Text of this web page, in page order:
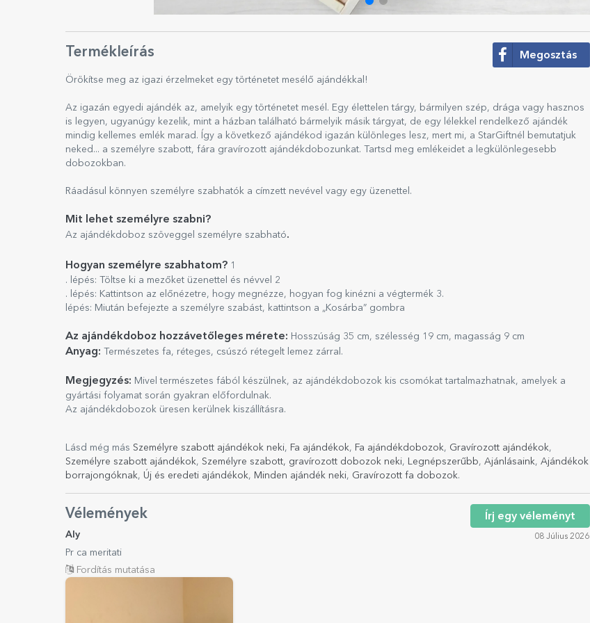
Termékleírás Megosztás
Örökítse meg az igazi érzelmeket egy történetet mesélő ajándékkal!
Az igazán egyedi ajándék az, amelyik egy történetet mesél. Egy élettelen tárgy, bármilyen szép, drága vagy hasznos
is legyen, ugyanúgy kezelik, mint a házban található bármelyik másik tárgyat, de egy lélekkel rendelkező ajándék
mindig kellemes emlék marad. Így a következő ajándékod igazán különleges lesz, mert mi, a StarGiftnél bemutatjuk
neked... a személyre szabott, fára gravírozott ajándékdobozunkat. Tartsd meg emlékeidet a legkülönlegesebb
dobozokban.
Ráadásul könnyen személyre szabhatók a címzett nevével vagy egy üzenettel.
Mit lehet személyre szabni?
Az ajándékdoboz szöveggel személyre szabható.
Hogyan személyre szabhatom? 1
. lépés: Töltse ki a mezőket üzenettel és névvel 2
. lépés: Kattintson az előnézetre, hogy megnézze, hogyan fog kinézni a végtermék 3.
lépés: Miután befejezte a személyre szabást, kattintson a „Kosárba” gombra
Az ajándékdoboz hozzávetőleges mérete: Hosszúság 35 cm, szélesség 19 cm, magasság 9 cm
Anyag: Természetes fa, réteges, csúszó rétegelt lemez zárral.
Megjegyzés: Mivel természetes fából készülnek, az ajándékdobozok kis csomókat tartalmazhatnak, amelyek a
gyártási folyamat során gyakran előfordulnak.
Az ajándékdobozok üresen kerülnek kiszállításra.
Lásd még más Személyre szabott ajándékok neki, Fa ajándékok, Fa ajándékdobozok, Gravírozott ajándékok,
Személyre szabott ajándékok, Személyre szabott, gravírozott dobozok neki, Legnépszerűbb, Ajánlásaink, Ajándékok
borrajongóknak, Új és eredeti ajándékok, Minden ajándék neki, Gravírozott fa dobozok.
Vélemények Írj egy véleményt
Aly 08 Július 2026
Pr ca meritati
Fordítás mutatása